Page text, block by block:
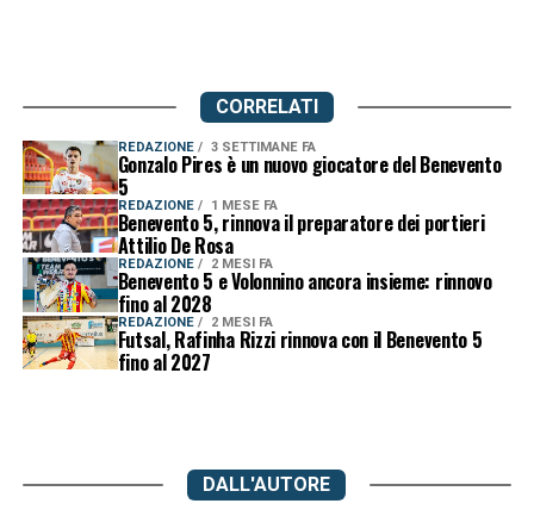
CORRELATI
REDAZIONE 3 SETTIMANE FA
Gonzalo Pires è un nuovo giocatore del Benevento
5
REDAZIONE 1 MESE FA
Benevento 5, rinnova il preparatore dei portieri
Attilio De Rosa
REDAZIONE 2 MESI FA
Benevento 5 e Volonnino ancora insieme: rinnovo
fino al 2028
REDAZIONE 2 MESI FA
Futsal, Rafinha Rizzi rinnova con il Benevento 5
fino al 2027
DALL'AUTORE